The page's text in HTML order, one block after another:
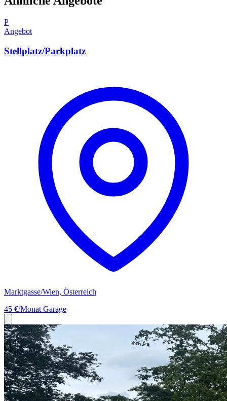
P
Angebot
Stellplatz/Parkplatz
Marktgasse/Wien, Österreich
45 €/Monat Garage